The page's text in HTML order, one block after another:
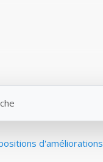
d'améliorations